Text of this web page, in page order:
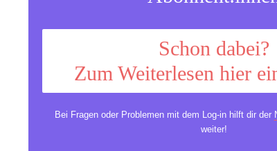
Schon dabei?
Zum Weiterlesen hier
Bei Fragen oder Problemen mit dem Log-in hilft dir der
weiter!